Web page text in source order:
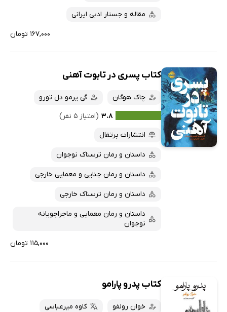
مقاله و جستار ادبی ایرانی
۱۶۷,۰۰۰ تومان
کتاب پسری در تابوت آهنی
چاک هوگان
گی یرمو دل تورو
۳.۸ (امتیاز ۵ نفر)
انتشارات پرتقال
داستان و رمان ترسناک نوجوان
داستان و رمان جنایی و معمایی خارجی
داستان و رمان ترسناک خارجی
داستان و رمان معمایی و ماجراجویانه
نوجوان
۱۱۵,۰۰۰ تومان
کتاب پدرو پارامو
خوان رولفو
کاوه میرعباسی